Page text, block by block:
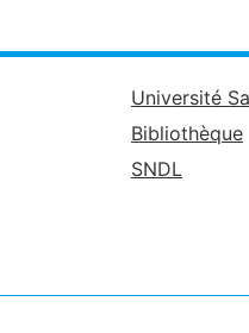
Université
Bibliothèque
SNDL